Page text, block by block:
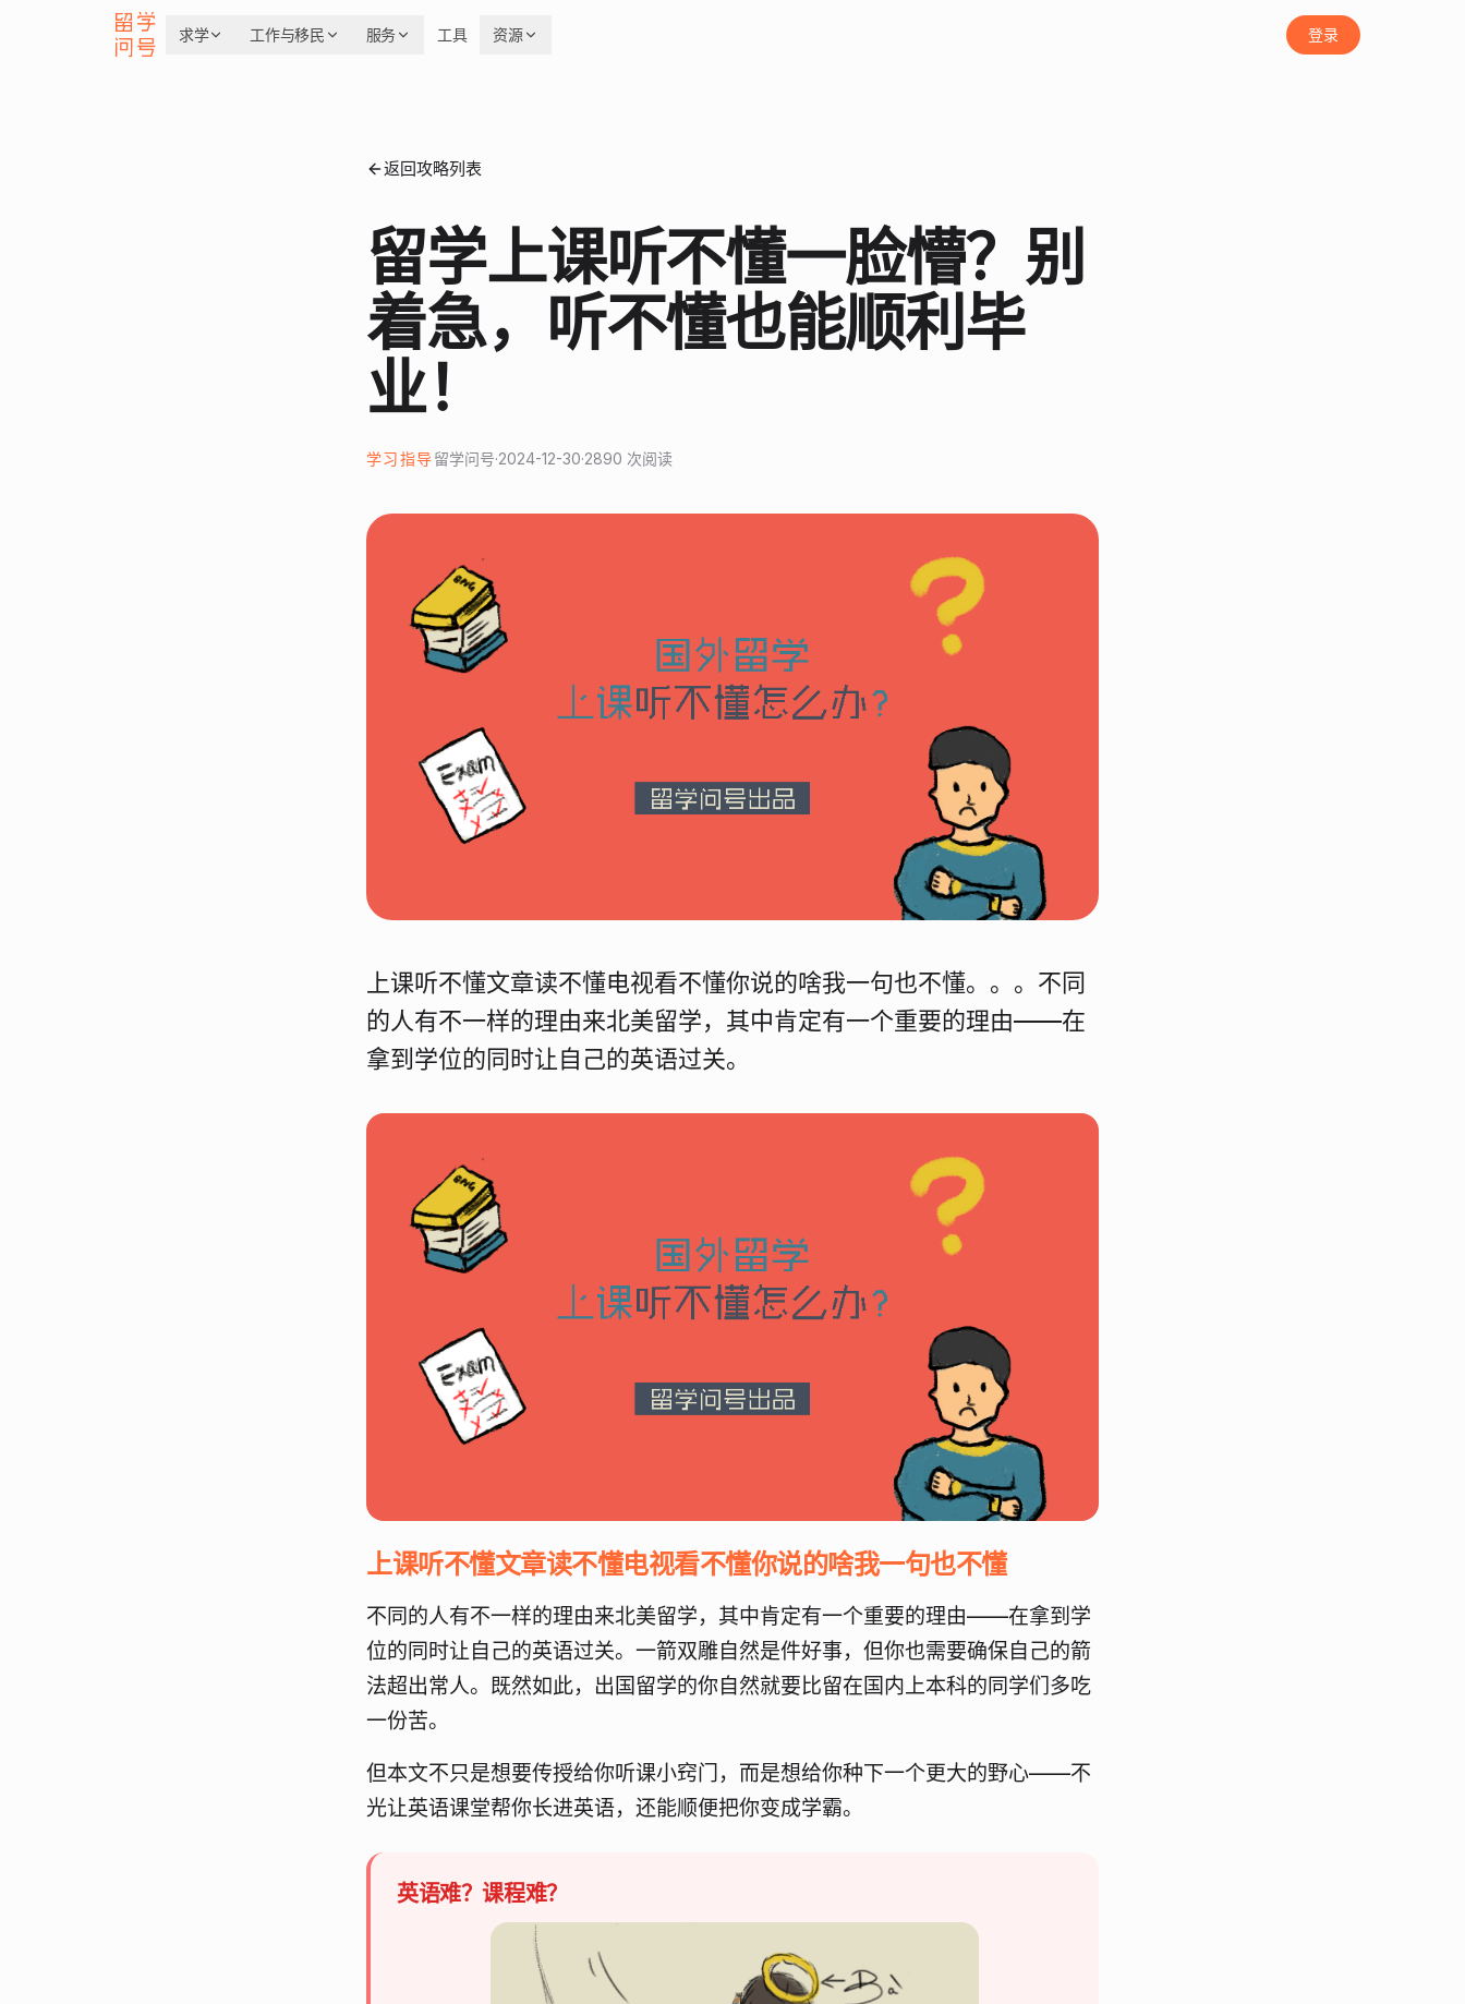
求学 工作与移民 服务 工具 资源 登录
返回攻略列表
留学上课听不懂一脸懵？别
着急，听不懂也能顺利毕
业！
学习指导留学问号·2024-12-30·2890 次阅读
上课听不懂文章读不懂电视看不懂你说的啥我一句也不懂。。。不同
的人有不一样的理由来北美留学，其中肯定有一个重要的理由——在
拿到学位的同时让自己的英语过关。
上课听不懂文章读不懂电视看不懂你说的啥我一句也不懂
不同的人有不一样的理由来北美留学，其中肯定有一个重要的理由——在拿到学
位的同时让自己的英语过关。一箭双雕自然是件好事，但你也需要确保自己的箭
法超出常人。既然如此，出国留学的你自然就要比留在国内上本科的同学们多吃
一份苦。
但本文不只是想要传授给你听课小窍门，而是想给你种下一个更大的野心——不
光让英语课堂帮你长进英语，还能顺便把你变成学霸。
英语难？课程难？